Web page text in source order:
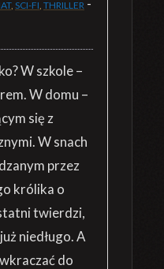
, SCI-FI, THRILLER -
W szkole –
W domu –
się z
W snach
przez
królika o
twierdzi,
niedługo. A
do